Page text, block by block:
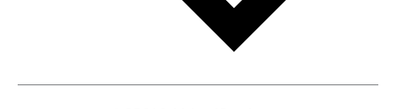
gratis zoekprofiel aanmaken
open woningwaarde dag